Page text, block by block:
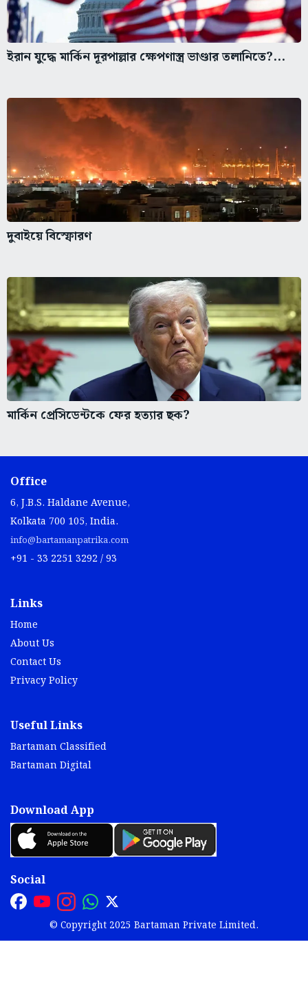
ইরান যুদ্ধে মার্কিন দূরপাল্লার ক্ষেপণাস্ত্র ভাণ্ডার তলানিতে?...
দুবাইয়ে বিস্ফোরণ
মার্কিন প্রেসিডেন্টকে ফের হত্যার ছক?
Office
6, J.B.S. Haldane Avenue,
Kolkata 700 105, India.
info@bartamanpatrika.com
+91 - 33 2251 3292 / 93
Links
Home
About Us
Contact Us
Privacy Policy
Useful Links
Bartaman Classified
Bartaman Digital
Download App
Social
© Copyright 2025 Bartaman Private Limited.